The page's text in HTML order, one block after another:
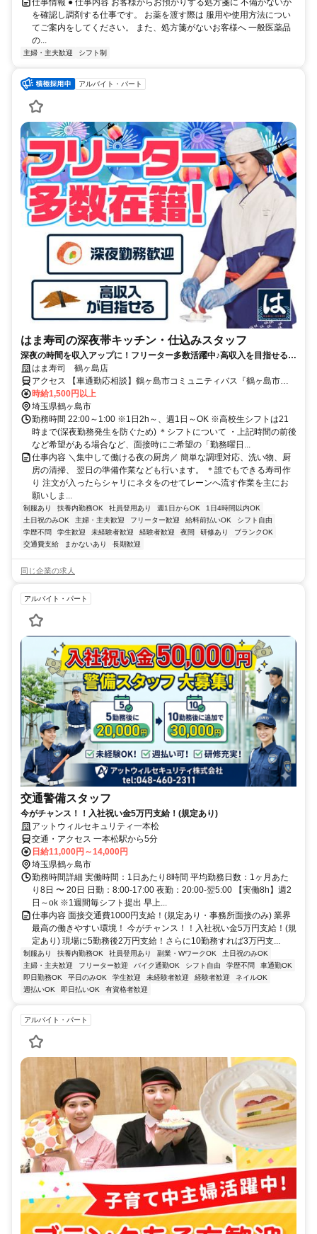
仕事情報 ● 仕事内容 お客様からお預かりする処方箋に 不備がないか
を確認し調剤する仕事です。 お薬を渡す際は 服用や使用方法につい
てご案内をしてください。 また、処方箋がないお客様へ 一般医薬品
の...
主婦・主夫歓迎 シフト制
アルバイト・パート
はま寿司の深夜帯キッチン・仕込みスタッフ
深夜の時間を収入アップに！フリーター多数活躍中♪高収入を目指せる環
境です！
はま寿司 鶴ヶ島店
アクセス 【車通勤応相談】鶴ヶ島市コミュニティバス『鶴ヶ島市役
所』バス停下車 徒歩6分
時給1,500円以上
埼玉県鶴ヶ島市
勤務時間 22:00～1:00 ※1日2h～、週1日～OK ※高校生シフトは21
時まで(深夜勤務発生を防ぐため) ＊シフトについて ・上記時間の前後
など希望がある場合など、面接時にご希望の「勤務曜日...
仕事内容 ＼集中して働ける夜の厨房／ 簡単な調理対応、洗い物、厨
房の清掃、 翌日の準備作業なども行います。 ＊誰でもできる寿司作
り 注文が入ったらシャリにネタをのせてレーンへ流す作業を主にお
願いしま...
制服あり 扶養内勤務OK 社員登用あり 週1日からOK
1日4時間以内OK
土日祝のみOK
主婦・主夫歓迎 フリーター歓迎 給料前払いOK
シフト自由
学歴不問
学生歓迎 未経験者歓迎 経験者歓迎 夜間 研修あり
ブランクOK
交通費支給
まかないあり 長期歓迎
同じ企業の求人
アルバイト・パート
交通警備スタッフ
今がチャンス！！入社祝い金5万円支給！(規定あり)
アットウィルセキュリティ一本松
交通・アクセス 一本松駅から5分
日給11,000円～14,000円
埼玉県鶴ヶ島市
勤務時間詳細 実働時間：1日あたり8時間 平均勤務日数：1ヶ月あた
り8日 〜 20日 日勤：8:00-17:00 夜勤：20:00-翌5:00 【実働8h】週2
日～ok ※1週間毎シフト提出 早上...
仕事内容 面接交通費1000円支給！(規定あり・事務所面接のみ) 業界
最高の働きやすい環境！ 今がチャンス！！入社祝い金5万円支給！(規
定あり) 現場に5勤務後2万円支給！さらに10勤務すれば3万円支...
制服あり 扶養内勤務OK 社員登用あり 副業・WワークOK
土日祝のみOK
主婦・主夫歓迎
フリーター歓迎 バイク通勤OK シフト自由 学歴不問
車通勤OK
即日勤務OK
平日のみOK 学生歓迎 未経験者歓迎 経験者歓迎
ネイルOK
週払いOK
即日払いOK 有資格者歓迎
アルバイト・パート